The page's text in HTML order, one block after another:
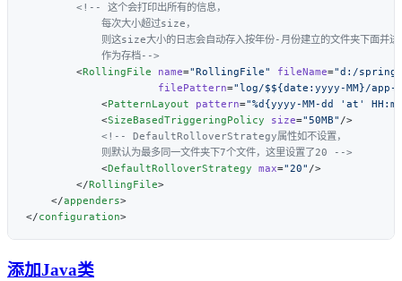
        <
RollingFile name="RollingFile" fileName=
                     filePattern
="log/$${date:yyyy-MM}/app-
            <
PatternLayout pattern="%d{yyyy-MM-dd 'at'
            <
SizeBasedTriggeringPolicy size="50MB"
            <
DefaultRolloverStrategy max="20"
        </
RollingFile
    </
appenders
</configuration
添加Java类